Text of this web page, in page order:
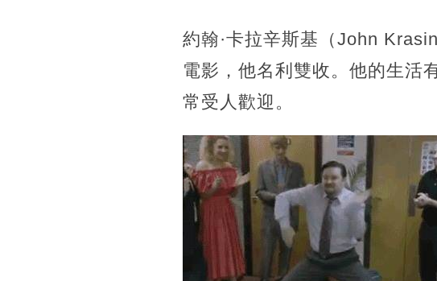
約翰·卡拉辛斯基（John
電影，他名利雙收。他的生活
常受人歡迎。